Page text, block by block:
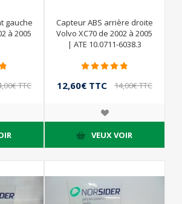
gauche
à 2005
TTC
Capteur ABS arrière droite
Volvo XC70 de 2002 à 2005
| ATE 10.0711-6038.3
12,60€ TTC 14,00€ TTC
VEUX VOIR